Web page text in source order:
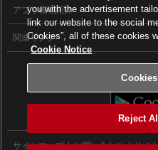
アプリ機能紹介
関連リンク
サイトマップ お問い合わせ サイ
you with the advertisement
link our website to the social
Cookies”, all of these cookies
Cookie Notice
Reject